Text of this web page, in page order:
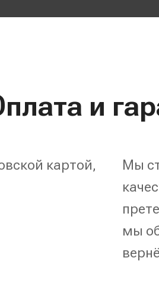
и
картой,
Мы
мы